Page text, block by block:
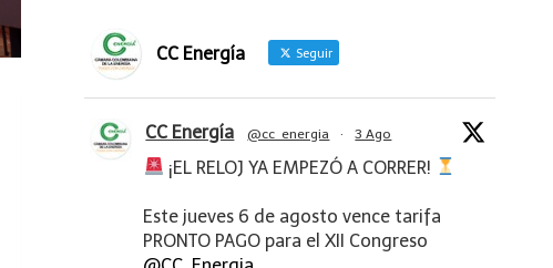
CC Energía Seguir
CC Energía @cc_energia · 3 Ago
¡EL RELOJ YA EMPEZÓ A CORRER!
Este jueves 6 de agosto vence tarifa
PRONTO PAGO para el XII Congreso